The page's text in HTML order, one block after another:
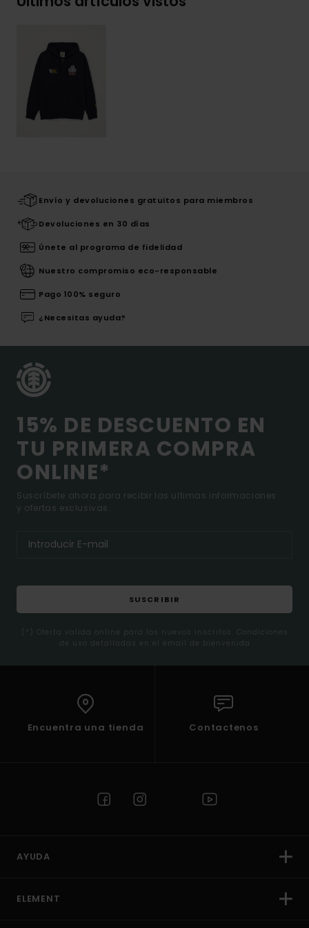
Envío y devoluciones gratuitos para miembros
Devoluciones en 30 días
Únete al programa de fidelidad
Nuestro compromiso eco-responsable
Pago 100% seguro
¿Necesitas ayuda?
15% DE DESCUENTO EN
TU PRIMERA COMPRA
ONLINE*
Suscríbete ahora para recibir las ultimas informaciones
y ofertas exclusivas.
SUSCRIBIR
(*) Oferta valida online para los nuevos inscritos. Condiciones
de uso detalladas en el email de bienvenida
Encuentra una tienda Contactenos
AYUDA
ELEMENT